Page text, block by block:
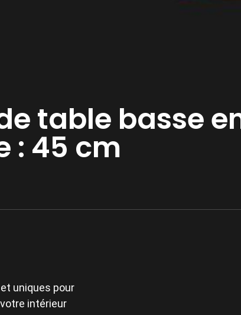
table basse
: 45 cm
uniques pour
intérieur